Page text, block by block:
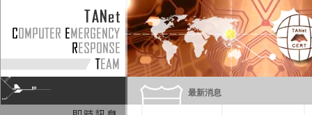
最新消息